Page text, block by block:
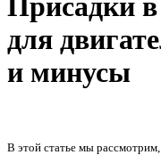
Присадки
для
и минусы
В этой статье мы